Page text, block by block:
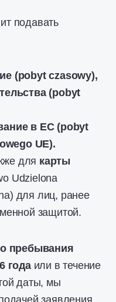
подавать
(pobyt czasowy),
(pobyt
в ЕС (pobyt
UE).
для карты
Udzielona
для лиц, ранее
защитой.
пребывания
годаили в течение
даты, мы
заявления